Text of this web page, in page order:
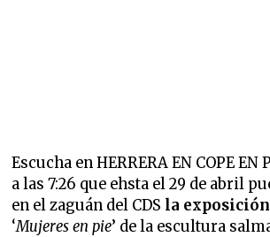
Escucha en HERRERA EN COPE EN
a las 7:26 que ehsta el 29 de abril
en el zaguán del CDS la exposición
‘Mujeres en pie’ de la escultura